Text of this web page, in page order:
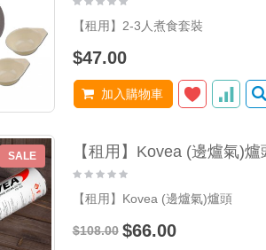
【租用】2-3人煮食套裝
$47.00
加入購物車
SALE 【租用】Kovea (邊爐氣)爐
【租用】Kovea (邊爐氣)爐頭
$108.00 $66.00